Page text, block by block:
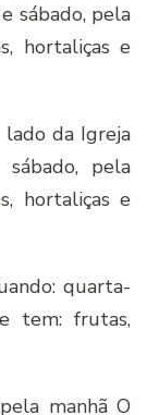
sábado, pela
hortaliças e
da Igreja
sábado, pela
hortaliças e
quarta-
tem: frutas,
manhã O